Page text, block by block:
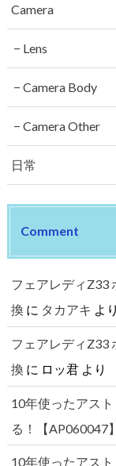
Camera
Lens
Camera Body
Camera Other
日常
Comment
フェアレディZ33
換 に タカアキ より
フェアレディZ33
換 に ロッ君より
10年使ったアス
る！【AP060047】
10年使ったアス